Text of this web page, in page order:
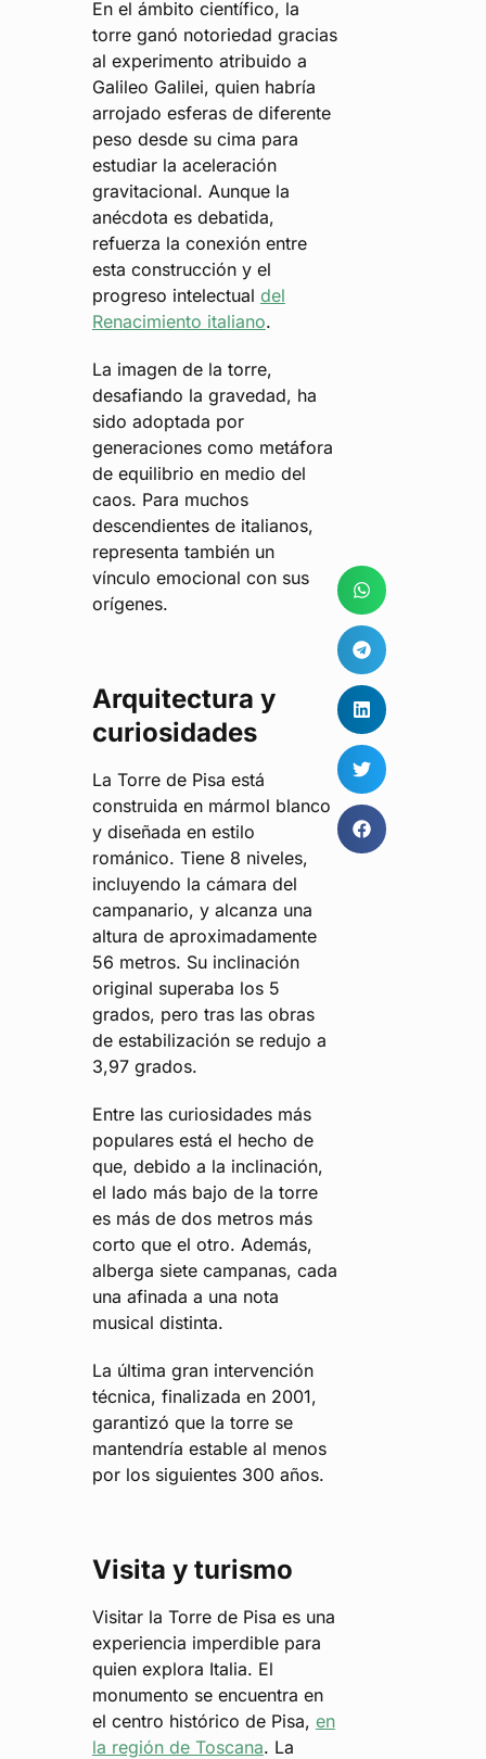
En el ámbito científico, la
torre ganó notoriedad gracias
al experimento atribuido a
Galileo Galilei, quien habría
arrojado esferas de diferente
peso desde su cima para
estudiar la aceleración
gravitacional. Aunque la
anécdota es debatida,
refuerza la conexión entre
esta construcción y el
progreso intelectual del
Renacimiento italiano.
La imagen de la torre,
desafiando la gravedad, ha
sido adoptada por
generaciones como metáfora
de equilibrio en medio del
caos. Para muchos
descendientes de italianos,
representa también un
vínculo emocional con sus
orígenes.
Arquitectura y
curiosidades
La Torre de Pisa está
construida en mármol blanco
y diseñada en estilo
románico. Tiene 8 niveles,
incluyendo la cámara del
campanario, y alcanza una
altura de aproximadamente
56 metros. Su inclinación
original superaba los 5
grados, pero tras las obras
de estabilización se redujo a
3,97 grados.
Entre las curiosidades más
populares está el hecho de
que, debido a la inclinación,
el lado más bajo de la torre
es más de dos metros más
corto que el otro. Además,
alberga siete campanas, cada
una afinada a una nota
musical distinta.
La última gran intervención
técnica, finalizada en 2001,
garantizó que la torre se
mantendría estable al menos
por los siguientes 300 años.
Visita y turismo
Visitar la Torre de Pisa es una
experiencia imperdible para
quien explora Italia. El
monumento se encuentra en
el centro histórico de Pisa, en
la región de Toscana. La